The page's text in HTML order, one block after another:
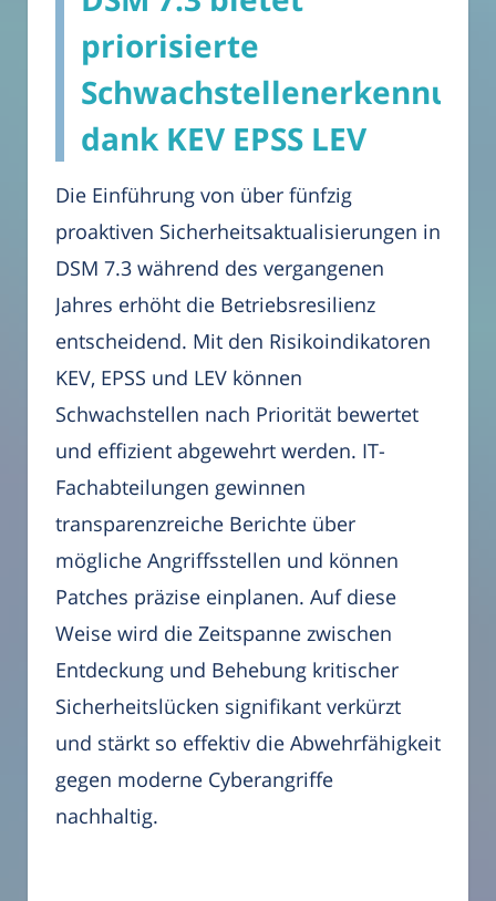
priorisierte
Schwachstellenerkennung
dank KEV EPSS LEV
Die Einführung von über fünfzig
proaktiven Sicherheitsaktualisierungen in
DSM 7.3 während des vergangenen
Jahres erhöht die Betriebsresilienz
entscheidend. Mit den Risikoindikatoren
KEV, EPSS und LEV können
Schwachstellen nach Priorität bewertet
und effizient abgewehrt werden. IT-
Fachabteilungen gewinnen
transparenzreiche Berichte über
mögliche Angriffsstellen und können
Patches präzise einplanen. Auf diese
Weise wird die Zeitspanne zwischen
Entdeckung und Behebung kritischer
Sicherheitslücken signifikant verkürzt
und stärkt so effektiv die Abwehrfähigkeit
gegen moderne Cyberangriffe
nachhaltig.